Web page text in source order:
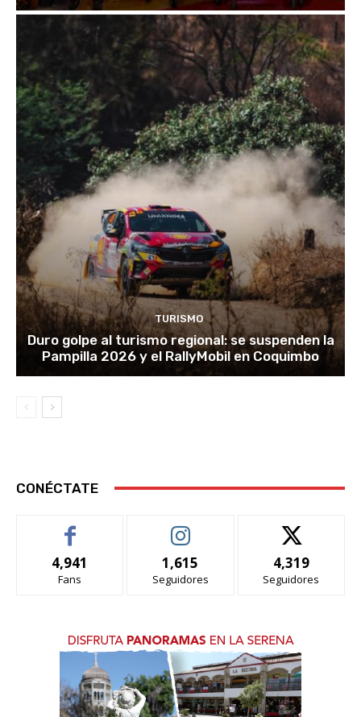
TURISMO
Duro golpe al turismo regional: se suspenden la
Pampilla 2026 y el RallyMobil en Coquimbo
CONÉCTATE
4,941
Fans
1,615
Seguidores
4,319
Seguidores